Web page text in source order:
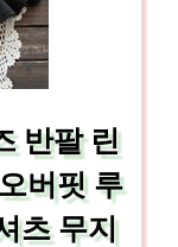
반팔 린
버핏 루
츠 무지